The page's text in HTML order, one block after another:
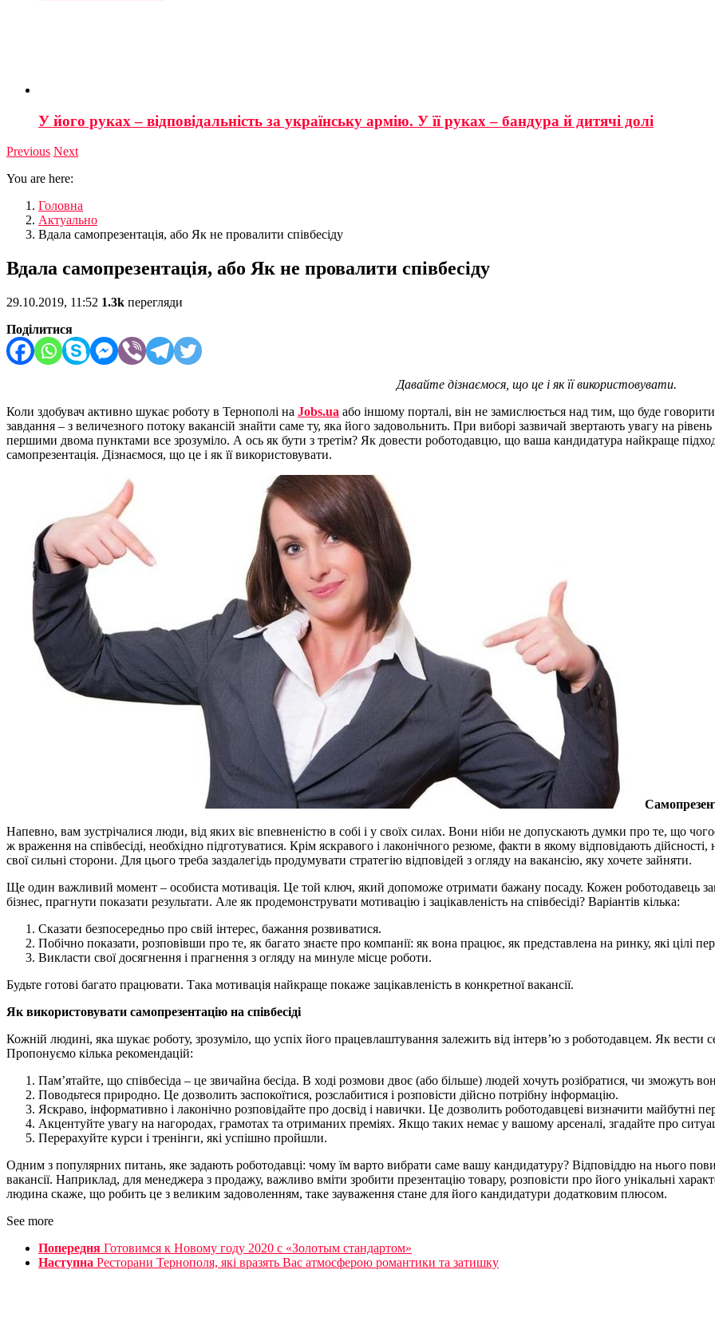
У його руках – відповідальність за українську армію. У її руках – бандура й дитячі долі
Previous Next
You are here:
Головна
Актуально
Вдала самопрезентація, або Як не провалити співбесіду
Вдала самопрезентація, або Як не провалити співбесіду
29.10.2019, 11:52 1.3k перегляди
Поділитися
Давайте дізнаємося, що це і як її використовувати.
Коли здобувач активно шукає роботу в Тернополі на Jobs.ua або іншому порталі, він не замислюється над тим, що буде
завдання – з величезного потоку вакансій знайти саме ту, яка його задовольнить. При виборі зазвичай звертають увагу на
першими двома пунктами все зрозуміло. А ось як бути з третім? Як довести роботодавцю, що ваша кандидатура найкраще
самопрезентація. Дізнаємося, що це і як її використовувати.
Напевно, вам зустрічалися люди, від яких віє впевненістю в собі і у своїх силах. Вони ніби не допускають думки про те, що
ж враження на співбесіді, необхідно підготуватися. Крім яскравого і лаконічного резюме, факти в якому відповідають
свої сильні сторони. Для цього треба заздалегідь продумувати стратегію відповідей з огляду на вакансію, яку хочете зайняти.
Ще один важливий момент – особиста мотивація. Це той ключ, який допоможе отримати бажану посаду. Кожен роботодавець
бізнес, прагнути показати результати. Але як продемонструвати мотивацію і зацікавленість на співбесіді? Варіантів кілька:
Сказати безпосередньо про свій інтерес, бажання розвиватися.
Побічно показати, розповівши про те, як багато знаєте про компанії: як вона працює, як представлена ​​на ринку, які цілі
Викласти свої досягнення і прагнення з огляду на минуле місце роботи.
Будьте готові багато працювати. Така мотивація найкраще покаже зацікавленість в конкретної вакансії.
Як використовувати самопрезентацію на співбесіді
Кожній людині, яка шукає роботу, зрозуміло, що успіх його працевлаштування залежить від інтерв’ю з роботодавцем. Як вести
Пропонуємо кілька рекомендацій:
Пам’ятайте, що співбесіда – це звичайна бесіда. В ході розмови двоє (або більше) людей хочуть розібратися, чи зможуть
Поводьтеся природно. Це дозволить заспокоїтися, розслабитися і розповісти дійсно потрібну інформацію.
Яскраво, інформативно і лаконічно розповідайте про досвід і навички. Це дозволить роботодавцеві визначити майбутні
Акцентуйте увагу на нагородах, грамотах та отриманих преміях. Якщо таких немає у вашому арсеналі, згадайте про
Перерахуйте курси і тренінги, які успішно пройшли.
Одним з популярних питань, яке задають роботодавці: чому їм варто вибрати саме вашу кандидатуру? Відповіддю на нього
вакансії. Наприклад, для менеджера з продажу, важливо вміти зробити презентацію товару, розповісти про його унікальні
людина скаже, що робить це з великим задоволенням, таке зауваження стане для його кандидатури додатковим плюсом.
See more
Попередня Готовимся к Новому году 2020 с «Золотым стандартом»
Наступна Ресторани Тернополя, які вразять Вас атмосферою романтики та затишку